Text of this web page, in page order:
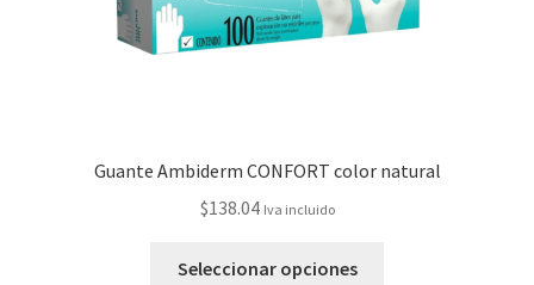
Guante Ambiderm CONFORT color natural
$138.04 Iva incluido
Seleccionar opciones